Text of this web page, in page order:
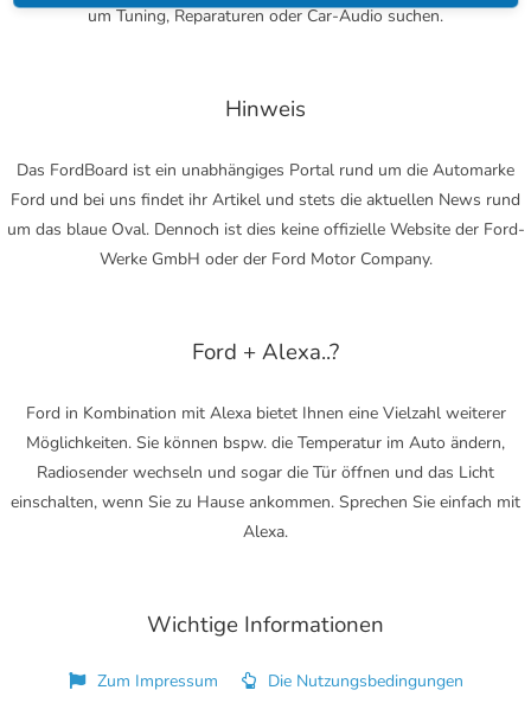
um Tuning, Reparaturen oder Car-Audio suchen.
Hinweis
Das FordBoard ist ein unabhängiges Portal rund um die Automarke
Ford und bei uns findet ihr Artikel und stets die aktuellen News rund
um das blaue Oval. Dennoch ist dies keine offizielle Website der Ford-
Werke GmbH oder der Ford Motor Company.
Ford + Alexa..?
Ford in Kombination mit Alexa bietet Ihnen eine Vielzahl weiterer
Möglichkeiten. Sie können bspw. die Temperatur im Auto ändern,
Radiosender wechseln und sogar die Tür öffnen und das Licht
einschalten, wenn Sie zu Hause ankommen. Sprechen Sie einfach mit
Alexa.
Wichtige Informationen
Zum Impressum Die Nutzungsbedingungen